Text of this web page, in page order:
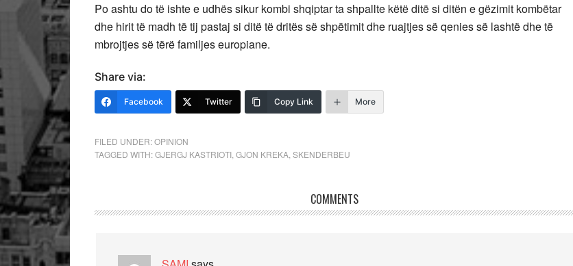
Po ashtu do të ishte e udhës sikur kombi shqiptar ta shpallte këtë ditë si ditën e gëzimit kombëtar
dhe hirit të madh të tij pastaj si ditë të dritës së shpëtimit dhe ruajtjes së qenies së lashtë dhe të
mbrojtjes së tërë familjes europiane.
Share via:
Facebook Twitter Copy Link More
FILED UNDER:OPINION
TAGGED WITH:GJERGJ KASTRIOTI GJON KREKA SKENDERBEU
COMMENTS